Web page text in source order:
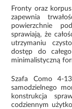
Fronty oraz
zapewnia
powierzchnie
sprawiają, że
utrzymaniu
dostęp do
minimalistyczną
Szafa Como 4-
samodzielnego
konstrukcja
codziennym